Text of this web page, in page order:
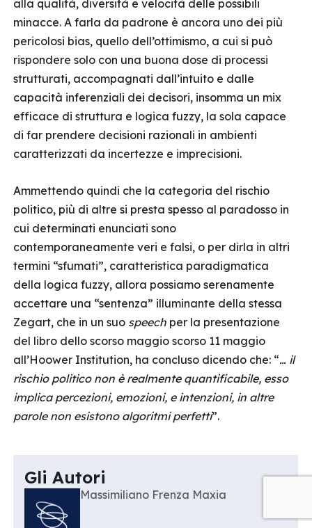
alla qualità, diversità e velocità delle possibili
minacce. A farla da padrone è ancora uno dei più
pericolosi bias, quello dell’ottimismo, a cui si può
rispondere solo con una buona dose di processi
strutturati, accompagnati dall’intuito e dalle
capacità inferenziali dei decisori, insomma un mix
efficace di struttura e logica fuzzy, la sola capace
di far prendere decisioni razionali in ambienti
caratterizzati da incertezze e imprecisioni.
Ammettendo quindi che la categoria del rischio
politico, più di altre si presta spesso al paradosso in
cui determinati enunciati sono
contemporaneamente veri e falsi, o per dirla in altri
termini “sfumati”, caratteristica paradigmatica
della logica fuzzy, allora possiamo serenamente
accettare una “sentenza” illuminante della stessa
Zegart, che in un suo speech per la presentazione
del libro dello scorso maggio scorso 11 maggio
all’Hoower Institution, ha concluso dicendo che: “… il
rischio politico non è realmente quantificabile, esso
implica percezioni, emozioni, e intenzioni, in altre
parole non esistono algoritmi perfetti”.
Gli Autori
Massimiliano Frenza Maxia